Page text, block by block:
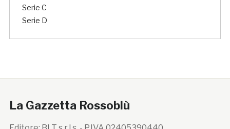
Serie C
Serie D
La Gazzetta Rossoblù